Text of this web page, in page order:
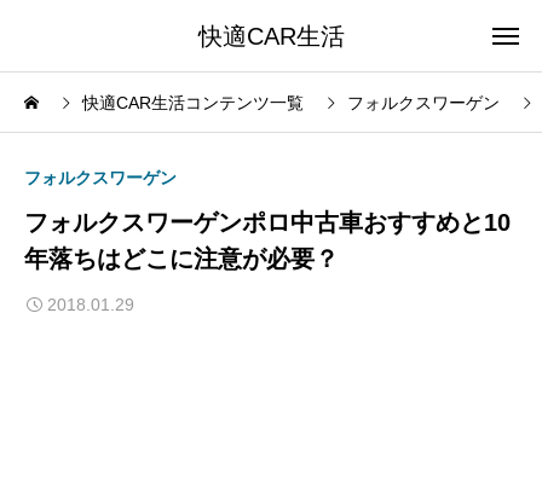
快適CAR生活
快適CAR生活コンテンツ一覧 フォルクスワーゲン
フォルクスワーゲン
フォルクスワーゲンポロ中古車おすすめと10
年落ちはどこに注意が必要？
2018.01.29